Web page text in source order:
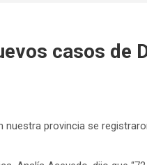
casos de
nuestra provincia se